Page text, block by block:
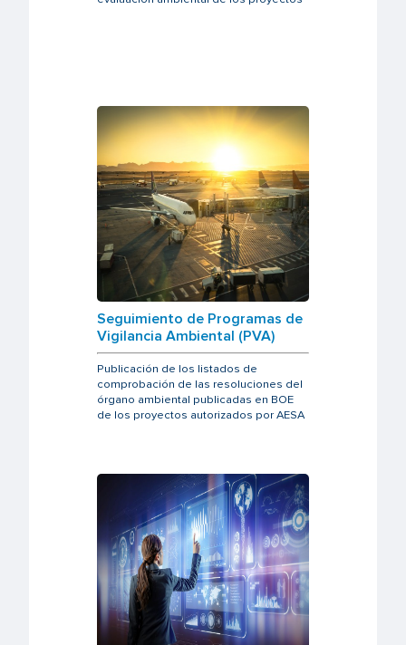
Seguimiento de Programas de
Vigilancia Ambiental (PVA)
Publicación de los listados de
comprobación de las resoluciones del
órgano ambiental publicadas en BOE
de los proyectos autorizados por AESA